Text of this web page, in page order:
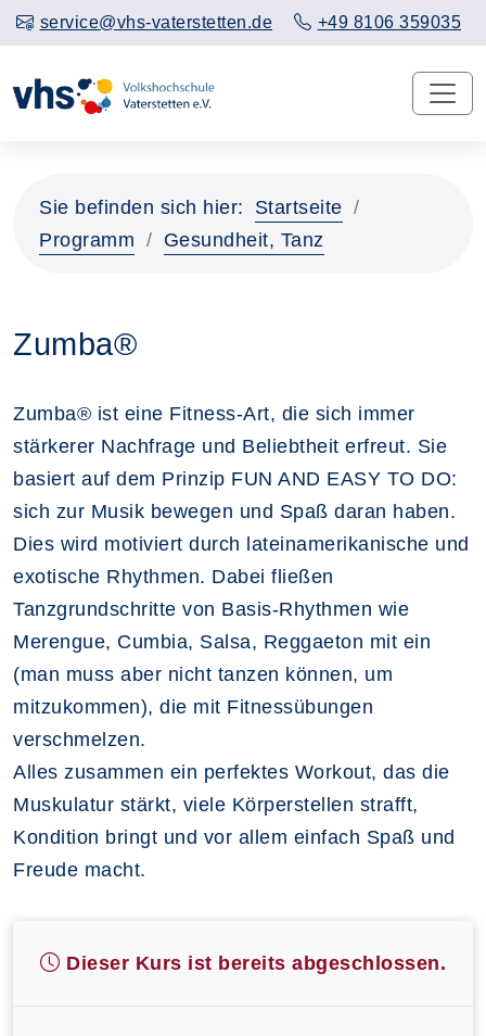
service@vhs-vaterstetten.de +49 8106 359035
Sie befinden sich hier:
Startseite
Programm
Gesundheit, Tanz
Zumba®
Zumba® ist eine Fitness-Art, die sich immer
stärkerer Nachfrage und Beliebtheit erfreut. Sie
basiert auf dem Prinzip FUN AND EASY TO DO:
sich zur Musik bewegen und Spaß daran haben.
Dies wird motiviert durch lateinamerikanische und
exotische Rhythmen. Dabei fließen
Tanzgrundschritte von Basis-Rhythmen wie
Merengue, Cumbia, Salsa, Reggaeton mit ein
(man muss aber nicht tanzen können, um
mitzukommen), die mit Fitnessübungen
verschmelzen.
Alles zusammen ein perfektes Workout, das die
Muskulatur stärkt, viele Körperstellen strafft,
Kondition bringt und vor allem einfach Spaß und
Freude macht.
Dieser Kurs ist bereits abgeschlossen.